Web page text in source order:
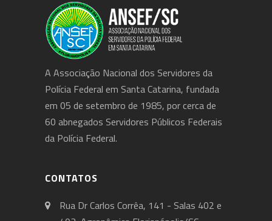
A Associação Nacional dos Servidores da
Polícia Federal em Santa Catarina, fundada
em 05 de setembro de 1985, por cerca de
60 abnegados Servidores Públicos Federais
da Polícia Federal.
CONTATOS
Rua Dr Carlos Corrêa, 141 - Salas 402 e